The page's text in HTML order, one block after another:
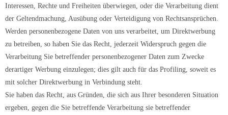
Interessen, Rechte und Freiheiten überwiegen, oder die Verarbeitung dient
der Geltendmachung, Ausübung oder Verteidigung von Rechtsansprüchen.
Werden personenbezogene Daten von uns verarbeitet, um Direktwerbung
zu betreiben, so haben Sie das Recht, jederzeit Widerspruch gegen die
Verarbeitung Sie betreffender personenbezogener Daten zum Zwecke
derartiger Werbung einzulegen; dies gilt auch für das Profiling, soweit es
mit solcher Direktwerbung in Verbindung steht.
Sie haben das Recht, aus Gründen, die sich aus Ihrer besonderen Situation
ergeben, gegen die Sie betreffende Verarbeitung sie betreffender